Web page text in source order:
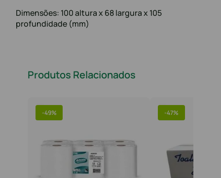
Dimensões: 100 altura x 68 largura x 105
profundidade (mm)
Produtos Relacionados
-49% -47%